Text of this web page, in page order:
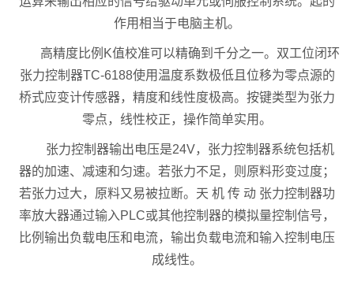
作用相当于电脑主机。
高精度比例K值校准可以精确到千分之一。双工位闭环
张力控制器TC-6188使用温度系数极低且位移为零点源的
桥式应变计传感器，精度和线性度极高。按键类型为张力
零点，线性校正，操作简单实用。
张力控制器输出电压是24V，张力控制器系统包括机
器的加速、减速和匀速。若张力不足，则原料形变过度；
若张力过大，原料又易被拉断。天 机 传 动 张力控制器功
率放大器通过输入PLC或其他控制器的模拟量控制信号，
比例输出负载电压和电流，输出负载电流和输入控制电压
成线性。